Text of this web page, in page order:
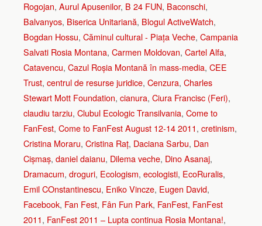
Rogojan, Aurul Apusenilor, B 24 FUN, Baconschi,
Balvanyos, Biserica Unitariană, Blogul ActiveWatch,
Bogdan Hossu, Căminul cultural - Piața Veche, Campania
Salvati Rosia Montana, Carmen Moldovan, Cartel Alfa,
Catavencu, Cazul Roșia Montană în mass-media, CEE
Trust, centrul de resurse juridice, Cenzura, Charles
Stewart Mott Foundation, cianura, Ciura Francisc (Feri),
claudiu tarziu, Clubul Ecologic Transilvania, Come to
FanFest, Come to FanFest August 12-14 2011, cretinism,
Cristina Moraru, Cristina Raț, Daciana Sarbu, Dan
Cișmaș, daniel daianu, Dilema veche, Dino Asanaj,
Dramacum, droguri, Ecologism, ecologisti, EcoRuralis,
Emil COnstantinescu, Eniko Vincze, Eugen David,
Facebook, Fan Fest, Fân Fun Park, FanFest, FanFest
2011, FanFest 2011 – Lupta continua Rosia Montana!,